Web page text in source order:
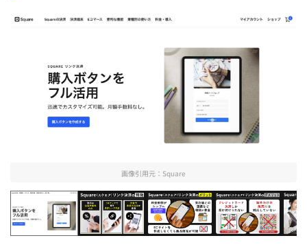
画像引用元： Square